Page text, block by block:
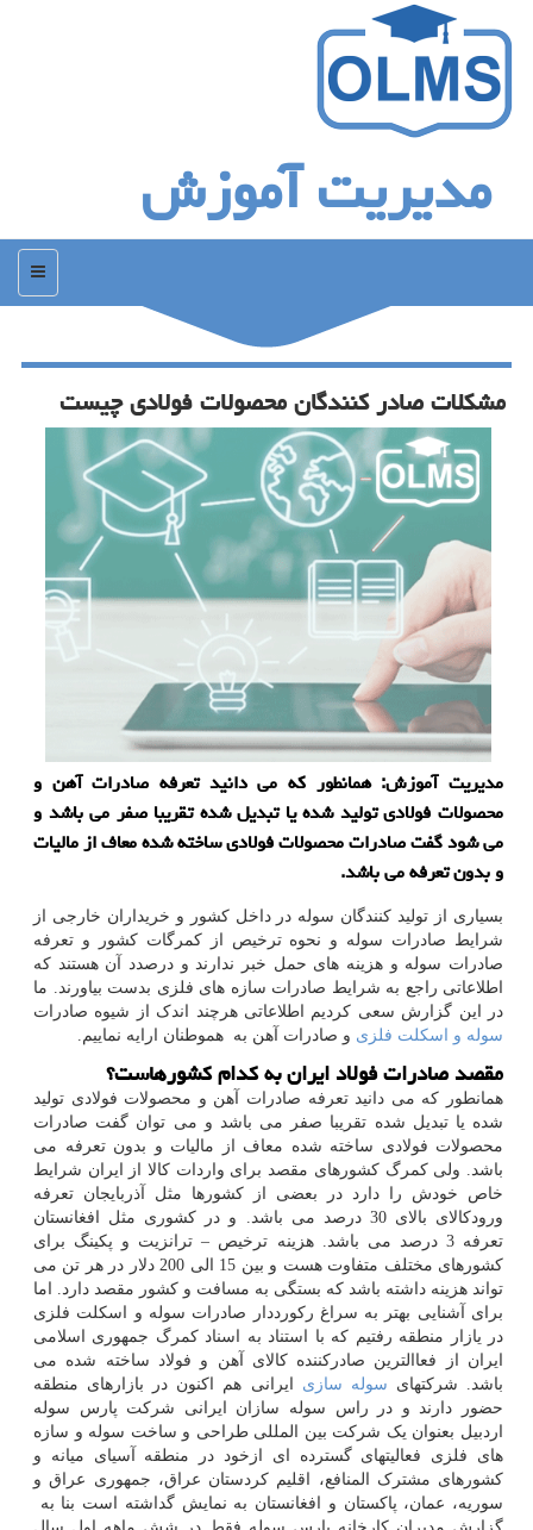
مدیریت آموزش
منو
مشكلات صادر كنندگان محصولات فولادی چیست
مدیریت آموزش: همانطور كه می دانید تعرفه صادرات آهن و
محصولات فولادی تولید شده یا تبدیل شده تقریبا صفر می باشد و
می شود گفت صادرات محصولات فولادی ساخته شده معاف از مالیات
و بدون تعرفه می باشد.
بسیاری از تولید کنندگان سوله در داخل کشور و خریداران خارجی از
شرایط صادرات سوله و نحوه ترخیص از کمرگات کشور و تعرفه
صادرات سوله و هزینه های حمل خبر ندارند و درصدد آن هستند که
اطلاعاتی راجع به شرایط صادرات سازه های فلزی بدست بیاورند. ما
در این گزارش سعی کردیم اطلاعاتی هرچند اندک از شیوه صادرات
سوله و اسکلت فلزی و صادرات آهن به هموطنان ارایه نماییم.
مقصد صادرات فولاد ایران به کدام کشورهاست؟
همانطور که می دانید تعرفه صادرات آهن و محصولات فولادی تولید
شده یا تبدیل شده تقریبا صفر می باشد و می توان گفت صادرات
محصولات فولادی ساخته شده معاف از مالیات و بدون تعرفه می
باشد. ولی کمرگ کشورهای مقصد برای واردات کالا از ایران شرایط
خاص خودش را دارد در بعضی از کشورها مثل آذربایجان تعرفه
ورودکالای بالای 30 درصد می باشد. و در کشوری مثل افغانستان
تعرفه 3 درصد می باشد. هزینه ترخیص – ترانزیت و پکینگ برای
کشورهای مختلف متفاوت هست و بین 15 الی 200 دلار در هر تن می
تواند هزینه داشته باشد که بستگی به مسافت و کشور مقصد دارد. اما
برای آشنایی بهتر به سراغ رکورددار صادرات سوله و اسکلت فلزی
در یازار منطقه رفتیم که با استناد به اسناد کمرگ جمهوری اسلامی
ایران از فعاالترین صادرکننده کالای آهن و فولاد ساخته شده می
باشد. شرکتهای سوله سازی ایرانی هم اکنون در بازارهای منطقه
حضور دارند و در راس سوله سازان ایرانی شرکت پارس سوله
اردبیل بعنوان یک شرکت بین المللی طراحی و ساخت سوله و سازه
های فلزی فعالیتهای گسترده ای ازخود در منطقه آسیای میانه و
کشورهای مشترک المنافع، اقلیم کردستان عراق، جمهوری عراق و
سوریه، عمان، پاکستان و افغانستان به نمایش گداشته است بنا به